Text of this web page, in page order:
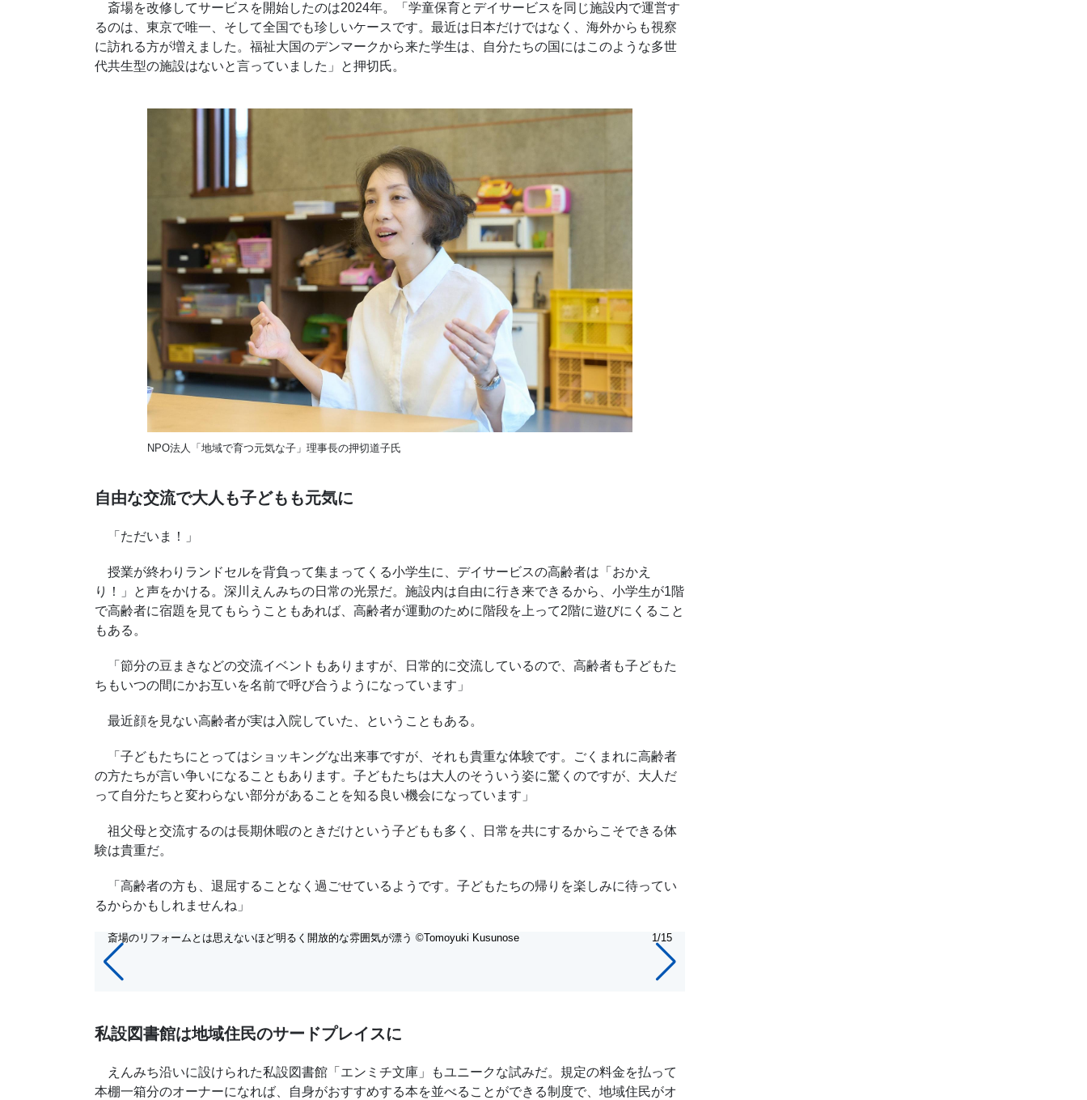
斎場を改修してサービスを開始したのは2024年。「学童保育とデイサービスを同じ施設内で運営す
るのは、東京で唯一、そして全国でも珍しいケースです。最近は日本だけではなく、海外からも視察
に訪れる方が増えました。福祉大国のデンマークから来た学生は、自分たちの国にはこのような多世
代共生型の施設はないと言っていました」と押切氏。
NPO法人「地域で育つ元気な子」理事長の押切道子氏
自由な交流で大人も子どもも元気に
「ただいま！」
授業が終わりランドセルを背負って集まってくる小学生に、デイサービスの高齢者は「おかえ
り！」と声をかける。深川えんみちの日常の光景だ。施設内は自由に行き来できるから、小学生が1階
で高齢者に宿題を見てもらうこともあれば、高齢者が運動のために階段を上って2階に遊びにくること
もある。
「節分の豆まきなどの交流イベントもありますが、日常的に交流しているので、高齢者も子どもた
ちもいつの間にかお互いを名前で呼び合うようになっています」
最近顔を見ない高齢者が実は入院していた、ということもある。
「子どもたちにとってはショッキングな出来事ですが、それも貴重な体験です。ごくまれに高齢者
の方たちが言い争いになることもあります。子どもたちは大人のそういう姿に驚くのですが、大人だ
って自分たちと変わらない部分があることを知る良い機会になっています」
祖父母と交流するのは長期休暇のときだけという子どもも多く、日常を共にするからこそできる体
験は貴重だ。
「高齢者の方も、退屈することなく過ごせているようです。子どもたちの帰りを楽しみに待ってい
るからかもしれませんね」
斎場のリフォームとは思えないほど明るく開放的な雰囲気が漂う ©Tomoyuki Kusunose 1/15
私設図書館は地域住民のサードプレイスに
えんみち沿いに設けられた私設図書館「エンミチ文庫」もユニークな試みだ。規定の料金を払って
本棚一箱分のオーナーになれば、自身がおすすめする本を並べることができる制度で、地域住民がオ